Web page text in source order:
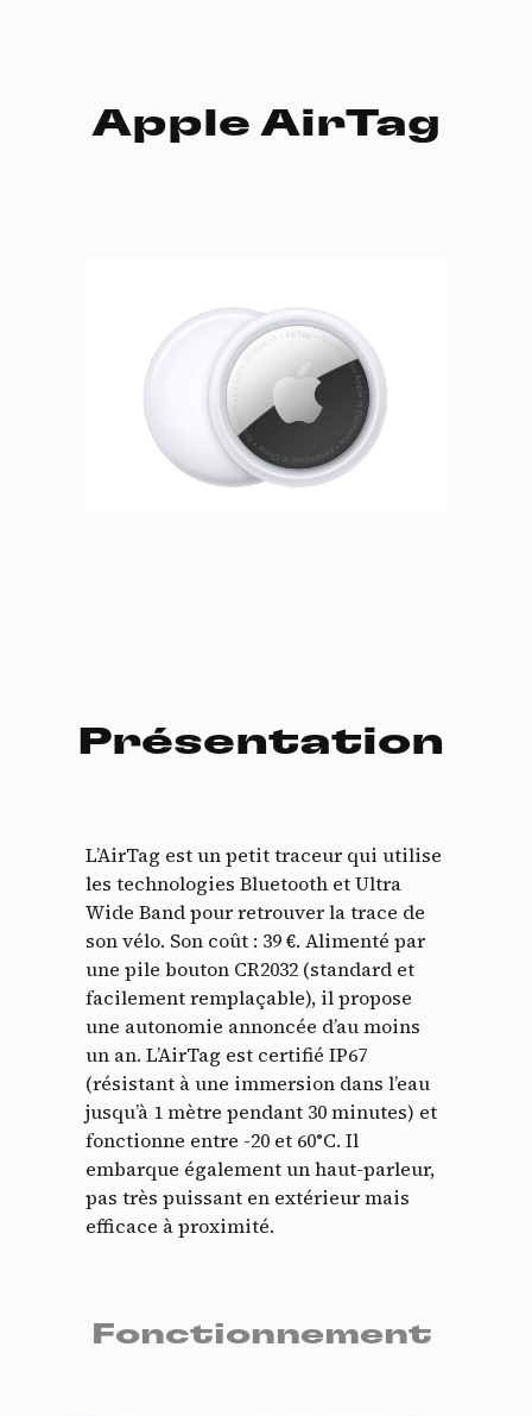
Apple AirTag
Présentation
L’AirTag est un petit traceur qui utilise
les technologies Bluetooth et Ultra
Wide Band pour retrouver la trace de
son vélo. Son coût : 39 €. Alimenté par
une pile bouton CR2032 (standard et
facilement remplaçable), il propose
une autonomie annoncée d’au moins
un an. L’AirTag est certifié IP67
(résistant à une immersion dans l’eau
jusqu’à 1 mètre pendant 30 minutes) et
fonctionne entre -20 et 60°C. Il
embarque également un haut-parleur,
pas très puissant en extérieur mais
efficace à proximité.
Fonctionnement